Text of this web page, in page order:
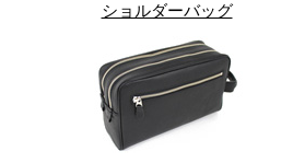
ショルダーバッグ